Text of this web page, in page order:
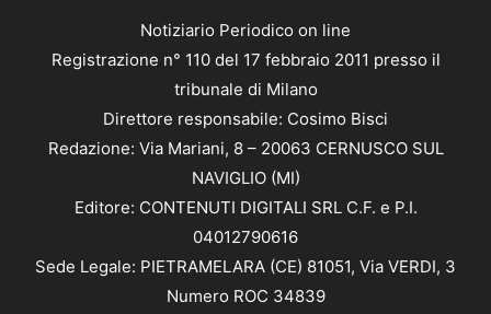
Notiziario Periodico on line
Registrazione n° 110 del 17 febbraio 2011 presso il
tribunale di Milano
Direttore responsabile: Cosimo Bisci
Redazione: Via Mariani, 8 – 20063 CERNUSCO SUL
NAVIGLIO (MI)
Editore: CONTENUTI DIGITALI SRL C.F. e P.I.
04012790616
Sede Legale: PIETRAMELARA (CE) 81051, Via VERDI, 3
Numero ROC 34839